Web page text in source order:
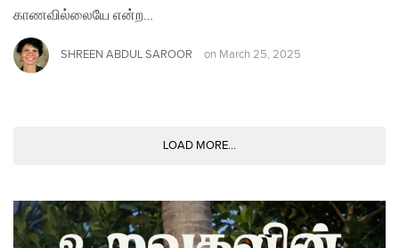
காணவில்லையே என்ற…
SHREEN ABDUL SAROOR on March 25, 2025
LOAD MORE...